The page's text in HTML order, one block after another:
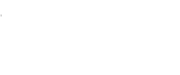
,